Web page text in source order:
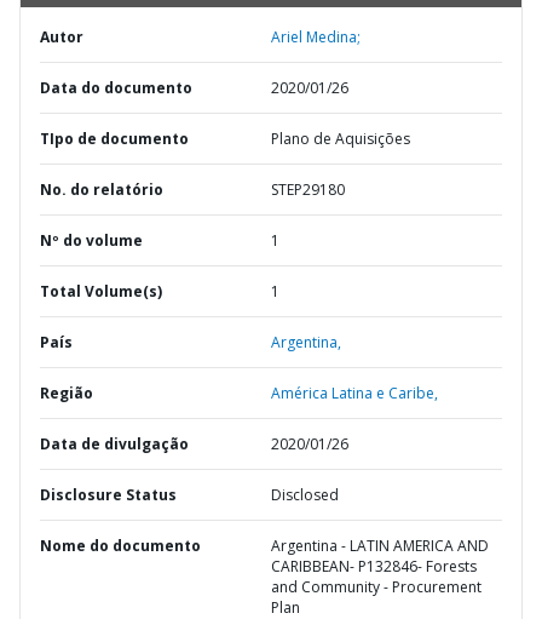
Autor Ariel Medina;
Data do documento 2020/01/26
TIpo de documento Plano de Aquisições
No. do relatório STEP29180
Nº do volume 1
Total Volume(s) 1
País Argentina,
Região América Latina e Caribe,
Data de divulgação 2020/01/26
Disclosure Status Disclosed
Nome do documento
Argentina - LATIN AMERICA AND
CARIBBEAN- P132846- Forests
and Community - Procurement
Plan